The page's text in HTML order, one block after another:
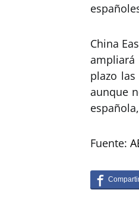
China
plazo
aunque
Fuente: